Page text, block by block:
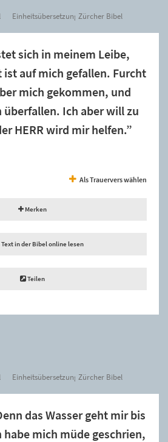
Einheitsübersetzung Zürcher Bibel
sich in meinem Leibe,
ist auf mich gefallen. Furcht
mich gekommen, und
überfallen. Ich aber will zu
HERR wird mir helfen.”
Als Trauervers wählen
Merken
Text in der Bibel online lesen
Teilen
Einheitsübersetzung Zürcher Bibel
das Wasser geht mir bis
habe mich müde geschrien,